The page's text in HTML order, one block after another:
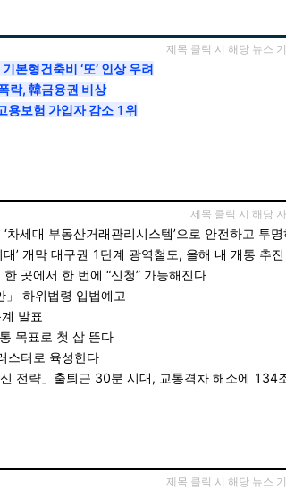
제목 클릭 시 해당 뉴스
본형건축비 ‘또’ 인상 우려
락, 韓금융권 비상
용보험 가입자 감소 1위
제목 클릭 시 해당
차세대 부동산거래관리시스템’으로 안전하고 투
’ 개막 대구권 1단계 광역철도, 올해 내 개통 추진
곳에서 한 번에 “신청” 가능해진다
하위법령 입법예고
발표
목표로 첫 삽 뜬다
스터로 육성한다
전략」출퇴근 30분 시대, 교통격차 해소에 134
제목 클릭 시 해당 뉴스